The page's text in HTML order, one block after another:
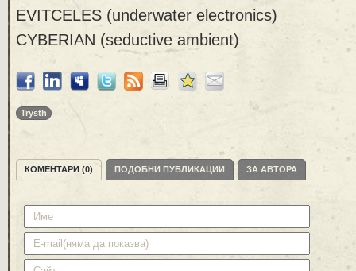
EVITCELES (underwater electronics)
CYBERIAN (seductive ambient)
Trysth
КОМЕНТАРИ (0) ПОДОБНИ ПУБЛИКАЦИИ ЗА АВТОРА